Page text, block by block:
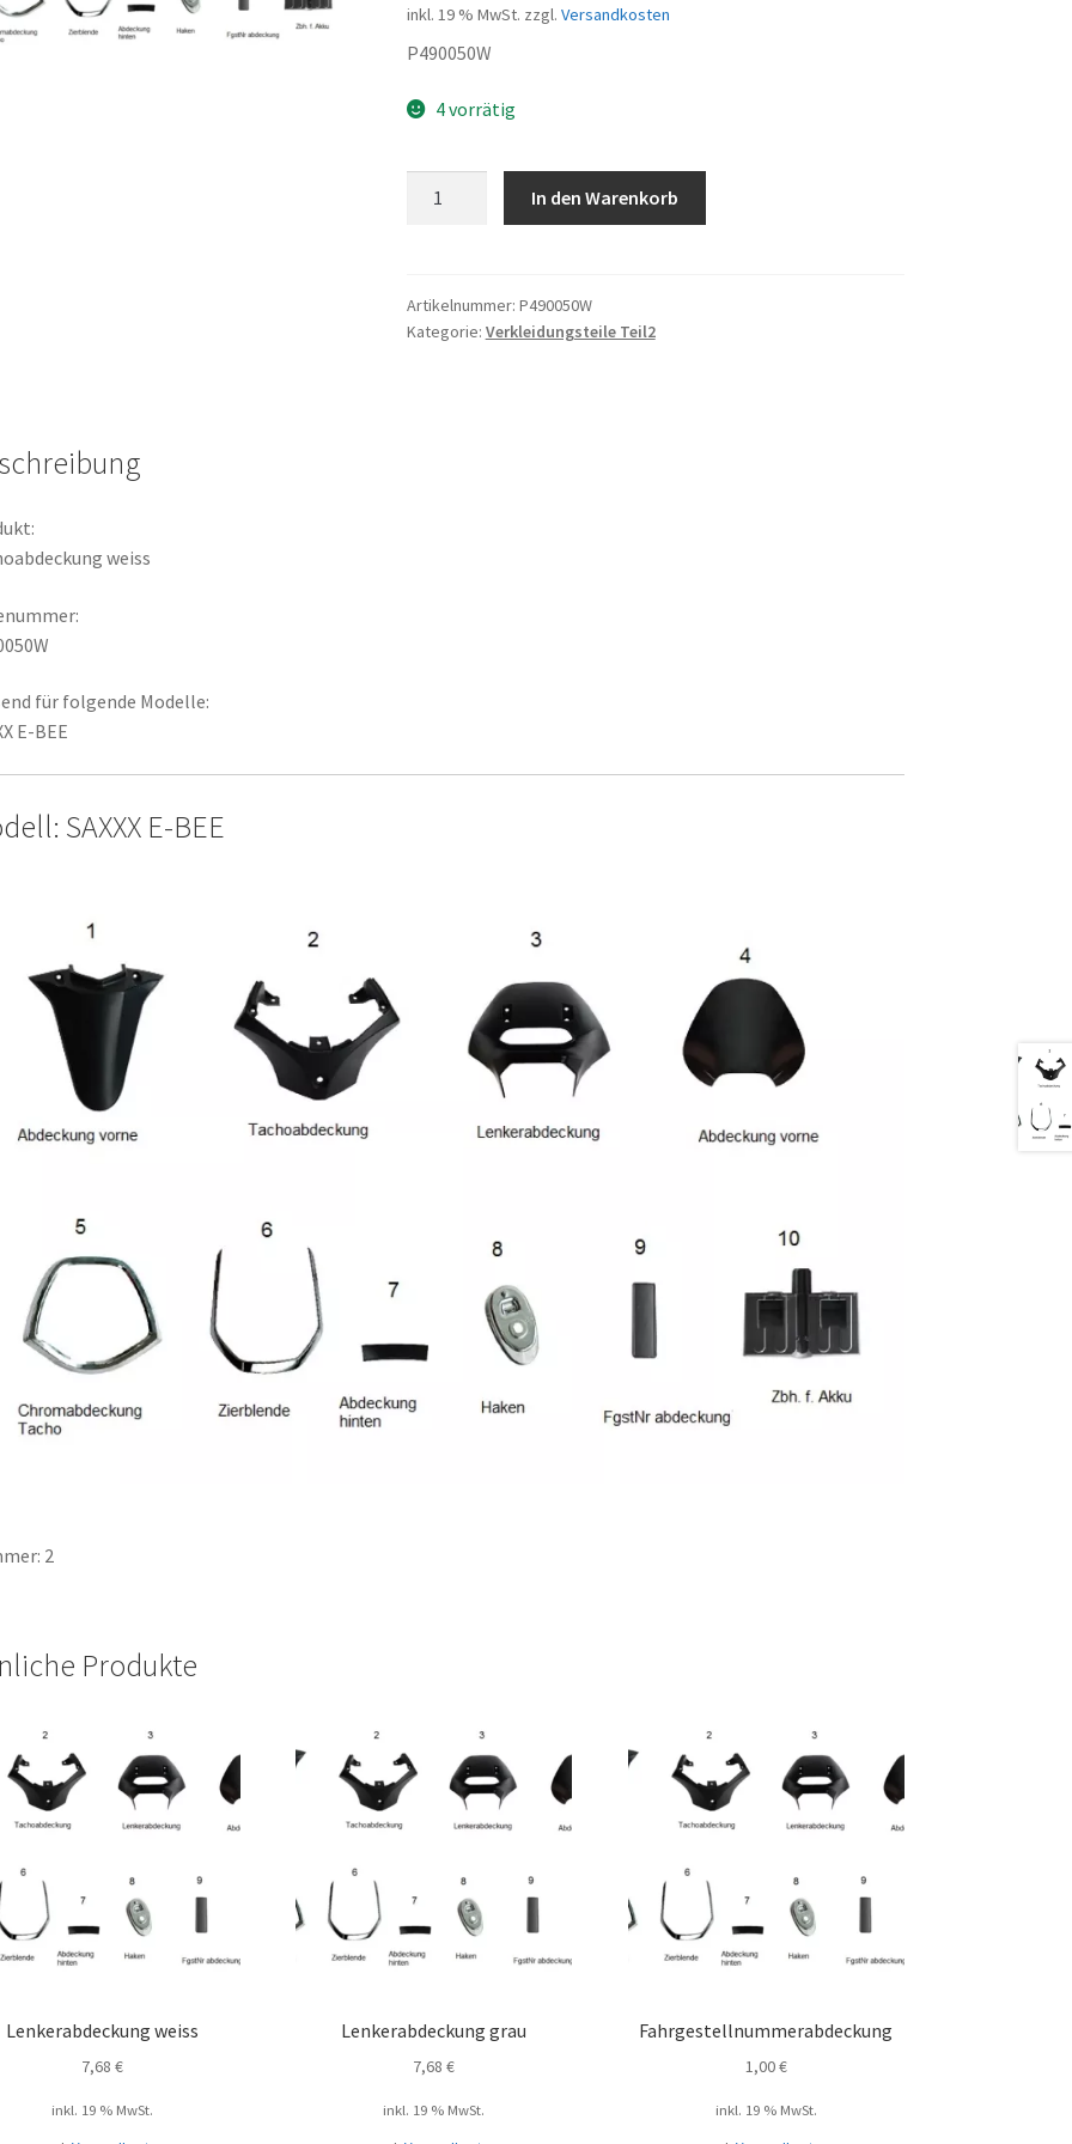
inkl. 19 % MwSt. zzgl. Versandkosten
P490050W
4 vorrätig
In den Warenkorb
Artikelnummer: P490050W
Kategorie: Verkleidungsteile Teil2
weiss
für folgende Modelle:
E-BEE
SAXXX E-BEE
2
Produkte
Lenkerabdeckung weiss
7,68 €
inkl. 19 % MwSt.
Lenkerabdeckung grau
7,68€
inkl. 19 % MwSt.
Fahrgestellnummerabdeckung
1,00€
inkl. 19 % MwSt.